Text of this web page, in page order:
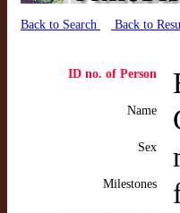
Back to Search Back to
ID no. of Person
Name
Sex
Milestones